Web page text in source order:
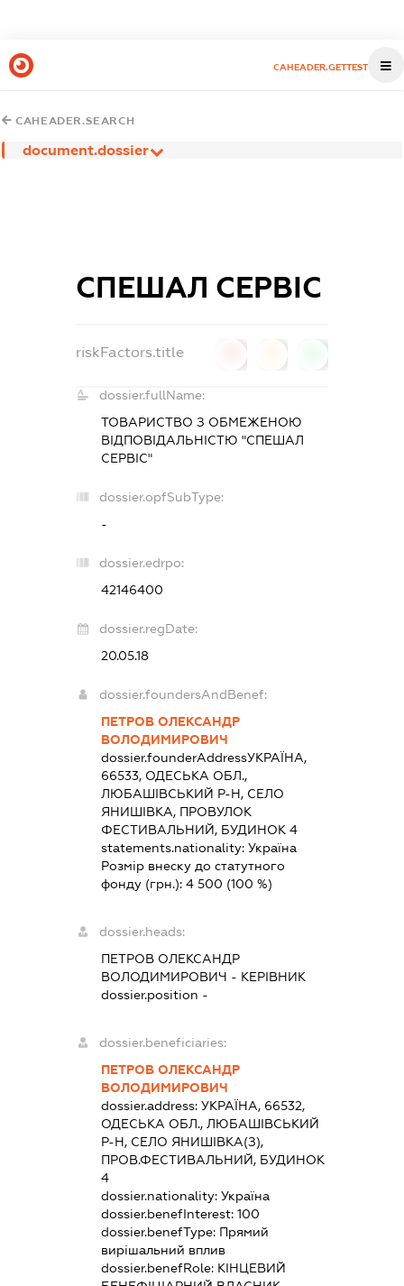
CAHEADER.GETTEST
CAHEADER.SEARCH
document.dossier
СПЕШАЛ СЕРВІС
riskFactors.title
dossier.fullName:
ТОВАРИСТВО З ОБМЕЖЕНОЮ
ВІДПОВІДАЛЬНІСТЮ "СПЕШАЛ
СЕРВІС"
dossier.opfSubType:
-
dossier.edrpo:
42146400
dossier.regDate:
20.05.18
dossier.foundersAndBenef:
ПЕТРОВ ОЛЕКСАНДР
ВОЛОДИМИРОВИЧ
dossier.founderAddressУКРАЇНА,
66533, ОДЕСЬКА ОБЛ.,
ЛЮБАШІВСЬКИЙ Р-Н, СЕЛО
ЯНИШІВКА, ПРОВУЛОК
ФЕСТИВАЛЬНИЙ, БУДИНОК 4
statements.nationality: Україна
Розмір внеску до статутного
фонду (грн.): 4 500 (100 %)
dossier.heads:
ПЕТРОВ ОЛЕКСАНДР
ВОЛОДИМИРОВИЧ - КЕРІВНИК
dossier.position -
dossier.beneficiaries:
ПЕТРОВ ОЛЕКСАНДР
ВОЛОДИМИРОВИЧ
dossier.address: УКРАЇНА, 66532,
ОДЕСЬКА ОБЛ., ЛЮБАШІВСЬКИЙ
Р-Н, СЕЛО ЯНИШІВКА(З),
ПРОВ.ФЕСТИВАЛЬНИЙ, БУДИНОК
4
dossier.nationality: Україна
dossier.benefInterest: 100
dossier.benefType: Прямий
вирішальний вплив
dossier.benefRole: КІНЦЕВИЙ